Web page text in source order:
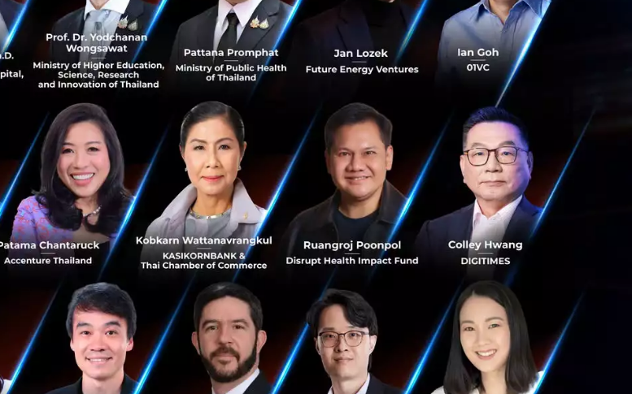
รดำเนินธุรกิจที่ไม่ได้แข่งกับคนเมือง แต่เป็นธุรกิจที่เป็น
รเติบโตของเมืองเป็นหลัก ไม่ว่าจะเป็น ระบบขนส่งมวลชน
แผนผังเมือง การวางแผนพัฒนาพื้นที่เมือง หรือแม้กระทั่ง
ด้มีคำว่า Smart City อยู่เลย แต่พอคำคำนี้มันเริ่มกระจายใน
ร ก็พบว่า จริงๆแล้วเป้าหมายหลัก ก็คือ การสร้างเมืองที่ทำให้
โลยีมาเป็นส่วนช่วยในการอำนวยความสะดวก ซึ่งก็ตรงกับสิ่งที่
ยในการพัฒนาขอนแก่นให้เป็น Smart City